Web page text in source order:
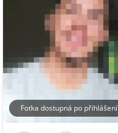
Fotka dostupná po přihlášení